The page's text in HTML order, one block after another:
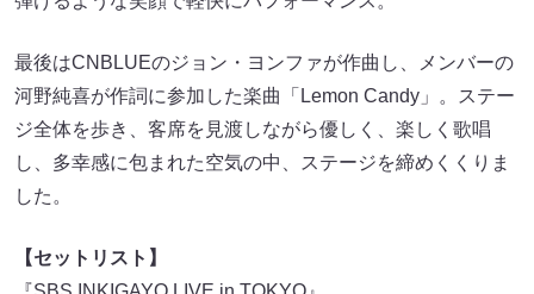
最後はCNBLUEのジョン・ヨンファが作曲し、メンバーの
河野純喜が作詞に参加した楽曲「Lemon Candy」。ステー
ジ全体を歩き、客席を見渡しながら優しく、楽しく歌唱
し、多幸感に包まれた空気の中、ステージを締めくくりま
した。
【セットリスト】